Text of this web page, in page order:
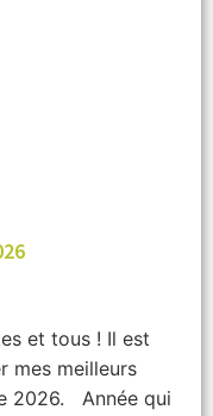
et tous ! Il est
mes meilleurs
2026. Année qui